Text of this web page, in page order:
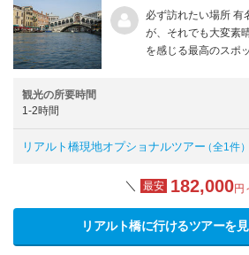
必ず訪れたい場所 有
が、それでも大変素
を感じる最高のスポ
観光の所要時間
1-2時間
リアルト橋現地オプショナルツアー（全1件）
＼ 最安 182,000円
リアルト橋に行けるツアーを